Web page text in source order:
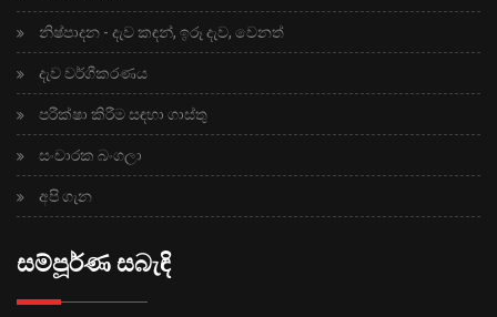
නිෂ්පාදන - දැව කඳන්, ඉරූ දැව, වෙනත්
දැව වර්ගීකරණය
පරීක්ෂා කිරීම සඳහා ගාස්තු
සංචාරක බංගලා
අපි ගැන
සම්පූර්ණ සබැඳි